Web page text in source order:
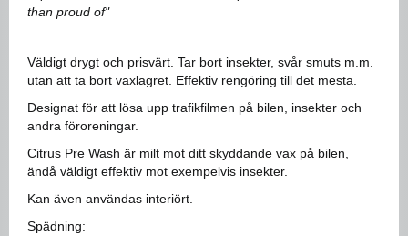
than proud of"
Väldigt drygt och prisvärt. Tar bort insekter, svår smuts m.m.
utan att ta bort vaxlagret. Effektiv rengöring till det mesta.
Designat för att lösa upp trafikfilmen på bilen, insekter och
andra föroreningar.
Citrus Pre Wash är milt mot ditt skyddande vax på bilen,
ändå väldigt effektiv mot exempelvis insekter.
Kan även användas interiört.
Spädning: